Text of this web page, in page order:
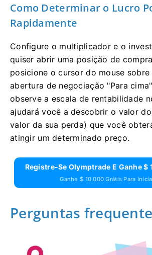
Como Determinar o Lucro
Rapidamente
Configure o multiplicador e o
quiser abrir uma posição de
posicione o cursor do mouse
abertura de negociação "Para
observe a escala de rentabilidade
ajudará você a descobrir o valor
valor da sua perda) que você
atingir um determinado preço.
Registre-Se Olymptrade E Ganhe
Ganhe $ 10.000 Grátis Para
Perguntas